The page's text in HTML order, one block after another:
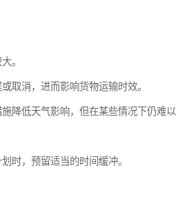
。
取消，进而影响货物运输时效。
降低天气影响，但在某些情况下仍难以
时，预留适当的时间缓冲。